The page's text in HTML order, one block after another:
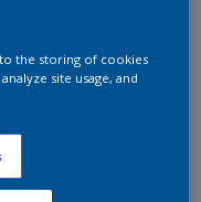
to the storing of cookies
site usage, and